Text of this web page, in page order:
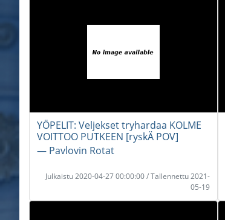
YÖPELIT: Veljekset tryhardaa KOLME
VOITTOO PUTKEEN [ryskÄ POV]
― Pavlovin Rotat
Julkaistu 2020-04-27 00:00:00 / Tallennettu 2021-
05-19